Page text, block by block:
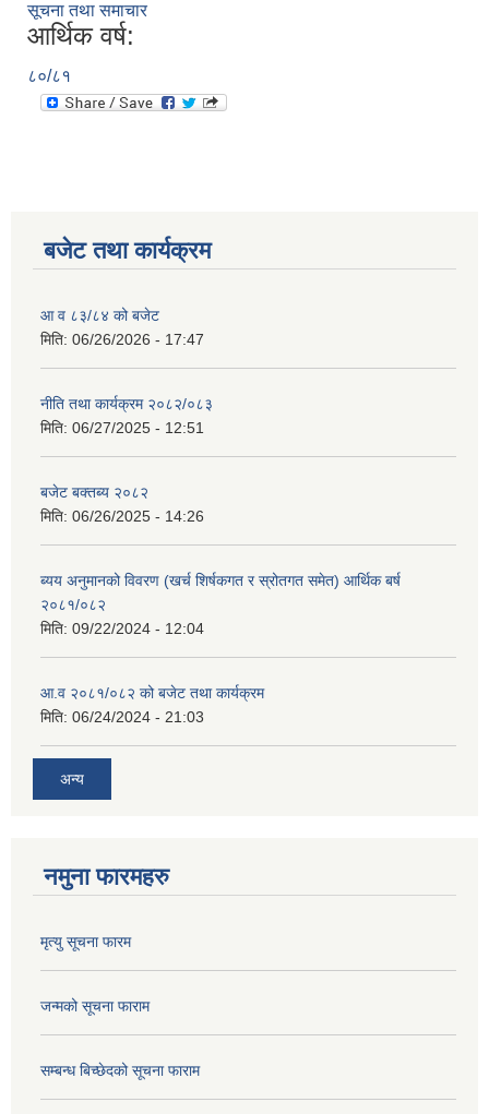
सूचना तथा समाचार
आर्थिक वर्ष:
८०/८१
बजेट तथा कार्यक्रम
आ व ८३/८४ को बजेट
मिति: 06/26/2026 - 17:47
नीति तथा कार्यक्रम २०८२/०८३
मिति: 06/27/2025 - 12:51
बजेट बक्तब्य २०८२
मिति: 06/26/2025 - 14:26
ब्यय अनुमानको विवरण (खर्च शिर्षकगत र स्रोतगत समेत) आर्थिक बर्ष
२०८१/०८२
मिति: 09/22/2024 - 12:04
आ.व २०८१/०८२ को बजेट तथा कार्यक्रम
मिति: 06/24/2024 - 21:03
अन्य
नमुना फारमहरु
मृत्यु सूचना फारम
जन्मको सूचना फाराम
सम्बन्ध बिच्छेदको सूचना फाराम